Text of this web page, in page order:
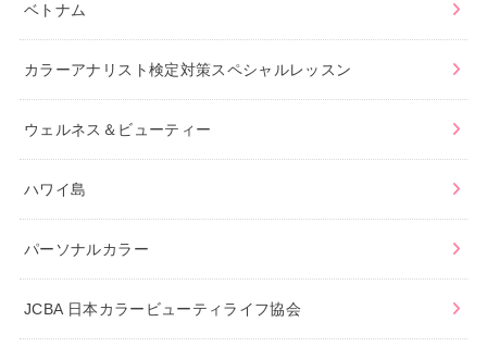
ベトナム
カラーアナリスト検定対策スペシャルレッスン
ウェルネス＆ビューティー
ハワイ島
パーソナルカラー
JCBA 日本カラービューティライフ協会